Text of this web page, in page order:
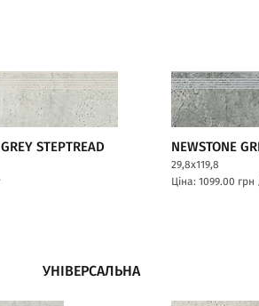
STEPTREAD NEWSTONE
29,8x119,8
Ціна: 1099.00 грн
УНІВЕРСАЛЬНА